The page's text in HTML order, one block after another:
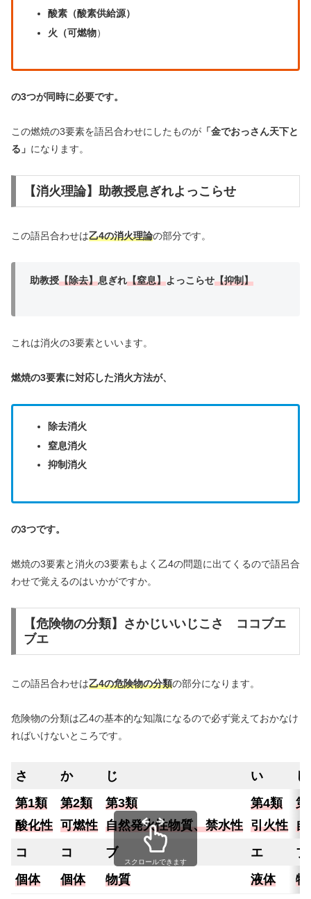
酸素（酸素供給源）
火（可燃物）
の3つが同時に必要です。
この燃焼の3要素を語呂合わせにしたものが 「金でおっさん天下と
る」 になります。
【消火理論】助教授息ぎれよっこらせ
この語呂合わせは乙4の消火理論の部分です。
助教授【除去】息ぎれ【窒息】よっこらせ【抑制】
これは消火の3要素といいます。
燃焼の3要素に対応した消火方法が、
除去消火
窒息消火
抑制消火
の3つです。
燃焼の3要素と消火の3要素もよく乙4の問題に出てくるので語呂合
わせで覚えるのはいかがですか。
【危険物の分類】さかじいいじこさ ココブエ
ブエ
この語呂合わせは乙4の危険物の分類の部分になります。
危険物の分類は乙4の基本的な知識になるので必ず覚えておかなけ
ればいけないところです。
さ か じ い
第1類
酸化性
第2類
可燃性
第3類
自然発火性物質、禁水性
第4類
引火性
第
自
コ
コ ブ エ
ブ
個体
個体 物質 液体 物
スクロールできます